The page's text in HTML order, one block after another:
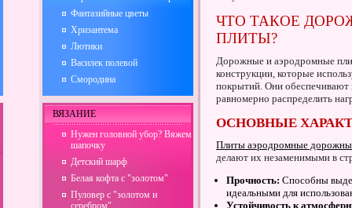
ЧТО ТАКОЕ
ПЛИТЫ?
Дорожные и аэродромные
конструкции, которые
покрытий. Они
равномерно распределить
ОСНОВНЫЕ
Плиты аэродромные
делают их незаменимыми в
Прочность: Способны
идеальными для
Устойчивость к
Фантазийные цветы
Хризантема
Лютики
Василек полевой
Смородина
ВЯЗАНИЕ
Нужен головной убор? Вяжем
шапочку
Детский шарф
Белая кофта с "золотом"
Пуловер с "золотом и
серебром"